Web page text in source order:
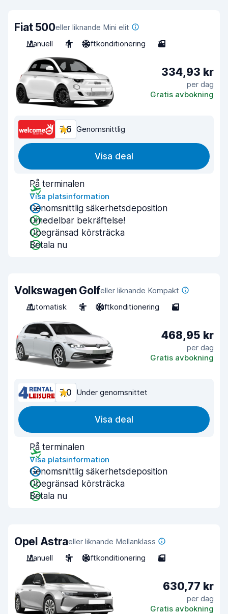
Fiat 500eller liknande Mini elit
Manuell
4 Luftkonditionering 3
334,93 kr
per dag
Gratis avbokning
7,6 Genomsnittlig
Visa deal
På terminalen
Visa platsinformation
Genomsnittlig säkerhetsdeposition
Omedelbar bekräftelse!
Obegränsad körsträcka
Betala nu
Volkswagen Golfeller liknande Kompakt
Automatisk
5 Luftkonditionering 5
468,95 kr
per dag
Gratis avbokning
7,0 Under genomsnittet
Visa deal
På terminalen
Visa platsinformation
Genomsnittlig säkerhetsdeposition
Obegränsad körsträcka
Betala nu
Opel Astraeller liknande Mellanklass
Manuell
5 Luftkonditionering 5
630,77 kr
per dag
Gratis avbokning